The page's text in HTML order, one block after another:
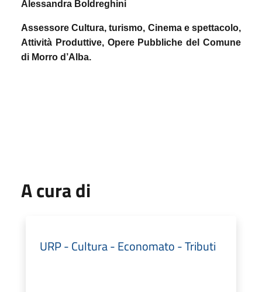
Alessandra Boldreghini
Assessore Cultura, turismo, Cinema e spettacolo,
Attività Produttive, Opere Pubbliche del Comune
di Morro d’Alba.
A cura di
URP - Cultura - Economato - Tributi